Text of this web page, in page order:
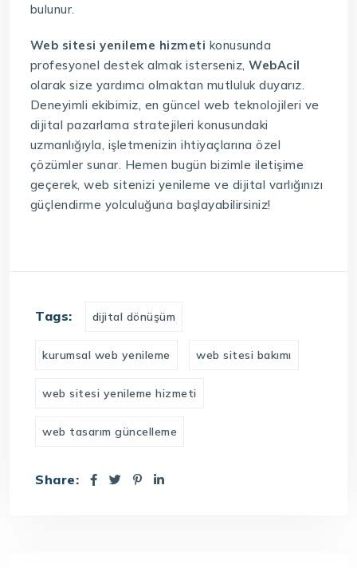
bulunur.
Web sitesi yenileme hizmeti konusunda
profesyonel destek almak isterseniz,WebAcil
olarak size yardımcı olmaktan mutluluk duyarız.
Deneyimli ekibimiz, en güncel web teknolojileri ve
dijital pazarlama stratejileri konusundaki
uzmanlığıyla, işletmenizin ihtiyaçlarına özel
çözümler sunar. Hemen bugün bizimle iletişime
geçerek, web sitenizi yenileme ve dijital varlığınızı
güçlendirme yolculuğuna başlayabilirsiniz!
Tags: dijital dönüşüm
kurumsal web yenileme web sitesi bakımı
web sitesi yenileme hizmeti
web tasarım güncelleme
Share: